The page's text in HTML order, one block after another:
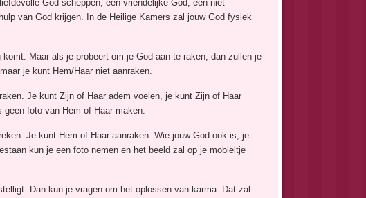
God scheppen, een vriendelijke God, een niet-
van God krijgen. In de Heilige Kamers zal jouw God fysiek
Maar als je probeert om je God aan te raken, dan zullen je
je kunt Hem/Haar niet aanraken.
Je kunt Zijn of Haar adem voelen, je kunt Zijn of Haar
foto van Hem of Haar maken.
Je kunt Hem of Haar aanraken. Wie jouw God ook is, je
​kun je een foto nemen en het beeld zal op je mobieltje
Dan kun je vragen om het oplossen van karma. Dat zal